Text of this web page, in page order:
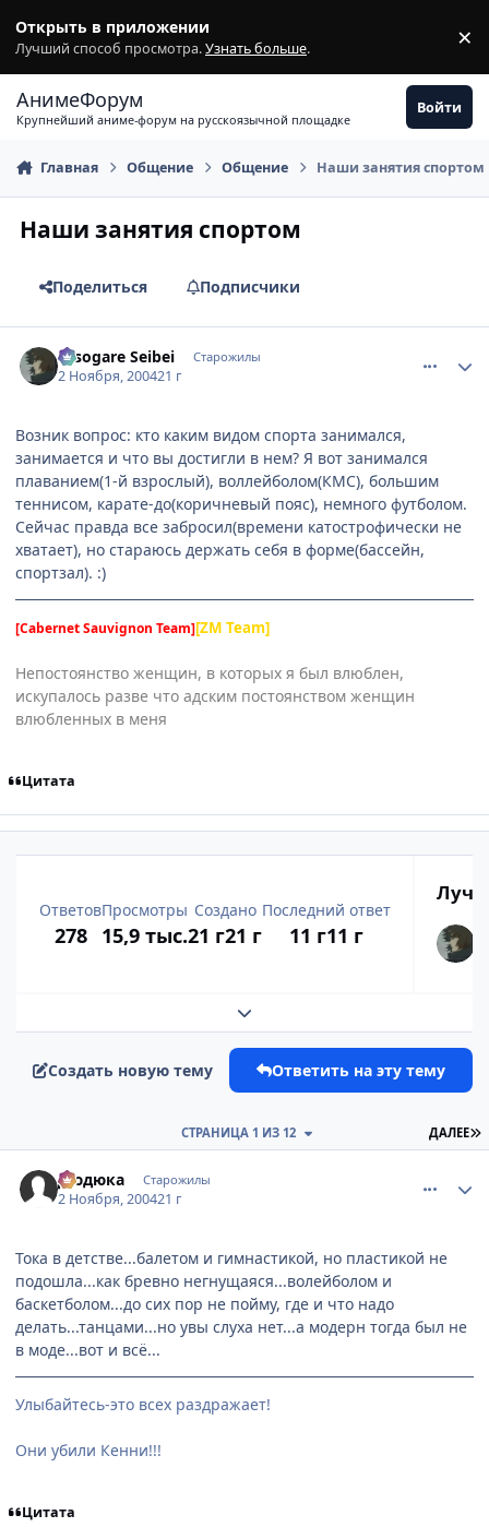
Открыть в приложении
Лучший способ просмотра.Узнать больше. ×
АнимеФорум
Крупнейший аниме-форум на русскоязычной площадке
Войти
Главная Общение Общение Наши занятия спортом
Наши занятия спортом
Поделиться Подписчики
Tasogare Seibei Старожилы
2 Ноября, 200421 г
Возник вопрос: кто каким видом спорта занимался,
занимается и что вы достигли в нем? Я вот занимался
плаванием(1-й взрослый), воллейболом(КМС), большим
теннисом, карате-до(коричневый пояс), немного футболом.
Сейчас правда все забросил(времени катострофически не
хватает), но стараюсь держать себя в форме(бассейн,
спортзал). :)
[Cabernet Sauvignon Team][ZM Team]
Непостоянство женщин, в которых я был влюблен,
искупалось разве что адским постоянством женщин
влюбленных в меня
Цитата
Ответов
278
Просмотры
15,9 тыс.
Создано
21 г21 г
Последний ответ
11 г11 г
Развернуть обзор темы
Создать новую тему Ответить на эту тему
ДАЛЕЕ
СТРАНИЦА 1 ИЗ 12
Дюдюка Старожилы
2 Ноября, 200421 г
Тока в детстве...балетом и гимнастикой, но пластикой не
подошла...как бревно негнущаяся...волейболом и
баскетболом...до сих пор не пойму, где и что надо
делать...танцами...но увы слуха нет...а модерн тогда был не
в моде...вот и всё...
Улыбайтесь-это всех раздражает!
Они убили Кенни!!!
Цитата